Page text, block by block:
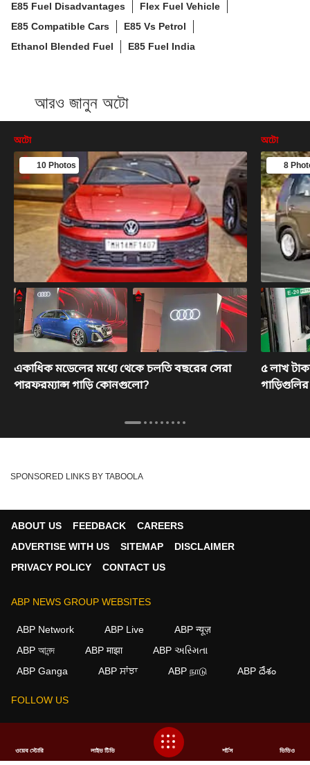
E85 Fuel Disadvantages
Flex Fuel Vehicle
E85 Compatible Cars
E85 Vs Petrol
Ethanol Blended Fuel
E85 Fuel India
আরও জানুন অটো
অটো
10 Photos
একাধিক মডেলের মধ্যে থেকে চলতি বছরের সেরা
পারফরম্যান্স গাড়ি কোনগুলো?
অটো
8
৫ লাখ
SPONSORED LINKS BY TABOOLA
ABOUT US FEEDBACK
CAREERS
ADVERTISE WITH US
SITEMAP
DISCLAIMER
PRIVACY POLICY
CONTACT US
ABP NEWS GROUP WEBSITES
ABP Network ABP Live
ABP न्यूज़
ABP আনন্দ
ABP माझा
ABP અસ્મિતા
ABP Ganga
ABP ਸਾਂਝਾ ABP நாடு ABP దేశం
FOLLOW US
This website follows the DNPA Code of Ethics.
Copyright@2026.
ওয়েব স্টোরি লাইভ টিভি শর্টস ভিডিও
We use cookies to improve your experience, analyze
agree to our use of cookies.